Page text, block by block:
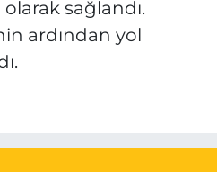
sağlandı.
ardından yol